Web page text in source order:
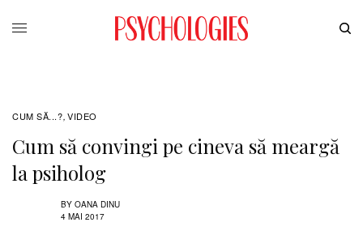
CUM SĂ...?, VIDEO
Cum să convingi pe cineva să meargă
la psiholog
BY OANA DINU
4 MAI 2017